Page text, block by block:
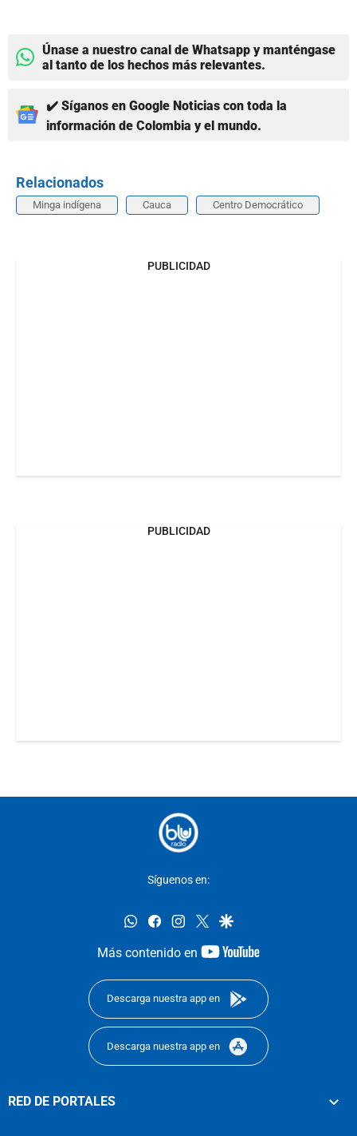
Únase a nuestro canal de Whatsapp y manténgase
al tanto de los hechos más relevantes.
✔️ Síganos en Google Noticias con toda la
información de Colombia y el mundo.
Relacionados
Minga indígena Cauca Centro Democrático
PUBLICIDAD
PUBLICIDAD
Síguenos en:
whatsappfacebookinstagram
twittergoogle
Más contenido en
youtube-
Descarga nuestra app en
Descarga nuestra app en
RED DE PORTALES